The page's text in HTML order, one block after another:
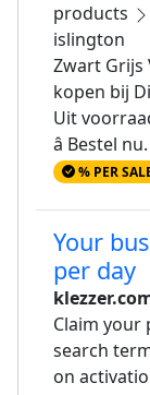
products
islington
Zwart
kopen bij
Uit
â Bestel nu.
% PER
Your
per day
Claim your
search
on